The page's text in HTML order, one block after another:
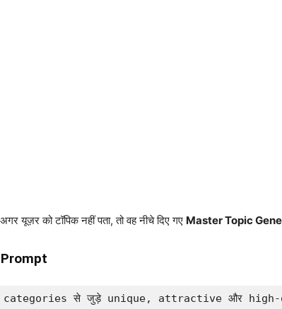
यूज़र को टॉपिक नहीं पता, तो वह नीचे दिए गए Master Topic
से जुड़े unique, attractive और high-